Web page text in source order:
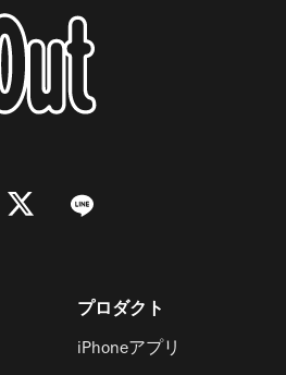
プロダクト
iPhoneアプリ